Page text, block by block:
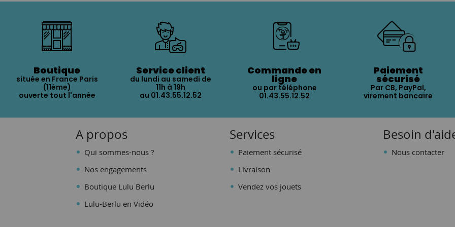
Boutique
située en France Paris
(11ème)
ouverte tout l'année
Service client
du lundi au samedi de
11h à 19h
au 01.43.55.12.52
Commande en
ligne
ou par téléphone
01.43.55.12.52
Paiement
sécurisé
Par CB, PayPal,
virement bancaire
A propos
Qui sommes-nous ?
Nos engagements
Boutique Lulu Berlu
Lulu-Berlu en Vidéo
Services
Paiement sécurisé
Livraison
Vendez vos jouets
Besoin
Nous contacter